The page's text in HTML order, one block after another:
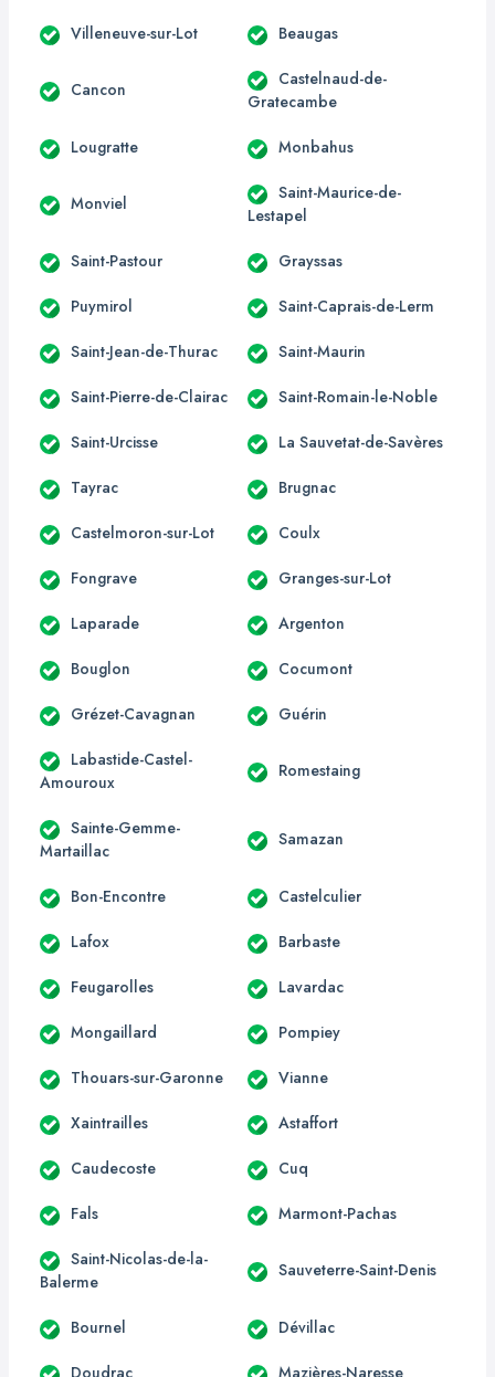
Villeneuve-sur-Lot Beaugas
Cancon
Castelnaud-de-
Gratecambe
Lougratte Monbahus
Monviel
Saint-Maurice-de-
Lestapel
Saint-Pastour Grayssas
Puymirol Saint-Caprais-de-Lerm
Saint-Jean-de-Thurac Saint-Maurin
Saint-Pierre-de-Clairac Saint-Romain-le-Noble
Saint-Urcisse La Sauvetat-de-Savères
Tayrac Brugnac
Castelmoron-sur-Lot Coulx
Fongrave Granges-sur-Lot
Laparade Argenton
Bouglon Cocumont
Grézet-Cavagnan Guérin
Labastide-Castel-
Amouroux
Romestaing
Sainte-Gemme-
Martaillac
Samazan
Bon-Encontre Castelculier
Lafox Barbaste
Feugarolles Lavardac
Mongaillard Pompiey
Thouars-sur-Garonne Vianne
Xaintrailles Astaffort
Caudecoste Cuq
Fals Marmont-Pachas
Saint-Nicolas-de-la-
Balerme
Sauveterre-Saint-Denis
Bournel Dévillac
Doudrac Mazières-Naresse